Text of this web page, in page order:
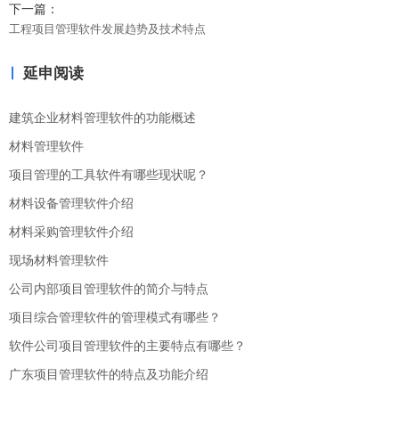
下一篇：
工程项目管理软件发展趋势及技术特点
延申阅读
建筑企业材料管理软件的功能概述
材料管理软件
项目管理的工具软件有哪些现状呢？
材料设备管理软件介绍
材料采购管理软件介绍
现场材料管理软件
公司内部项目管理软件的简介与特点
项目综合管理软件的管理模式有哪些？
软件公司项目管理软件的主要特点有哪些？
广东项目管理软件的特点及功能介绍